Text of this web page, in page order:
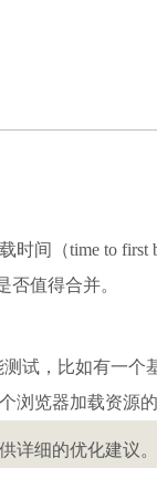
间（time to first
否值得合并。
试，比如有一个
浏览器加载资源
详细的优化建议。